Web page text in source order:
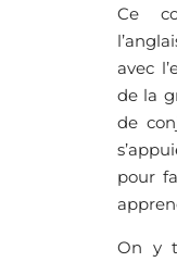
Ce
avec
de la
de
pour
On y